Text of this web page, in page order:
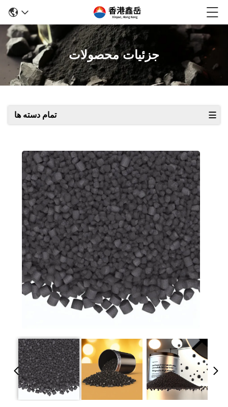
جزئیات محصولات
تمام دسته ها